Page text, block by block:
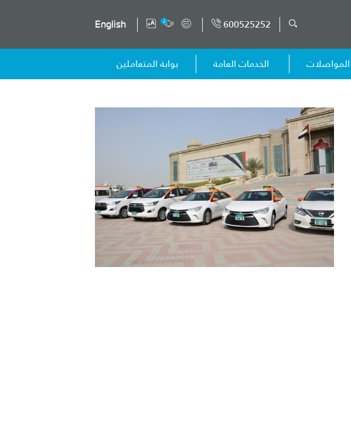
600525252
2
English
المواصلات الخدمات العامة بوابة المتعاملين